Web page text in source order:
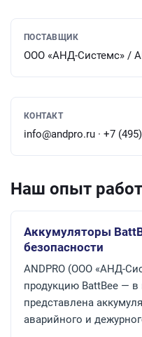
ПОСТАВЩИК
ООО «АНД-Системс» /
КОНТАКТ
info@andpro.ru · +7
Наш опыт
Аккумуляторы
безопасности
ANDPRO (ООО «АНД-
продукцию BattBee —
представлена
аварийного и